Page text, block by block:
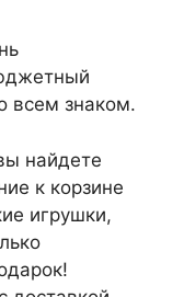
всем знаком.
найдете
к корзине
игрушки,